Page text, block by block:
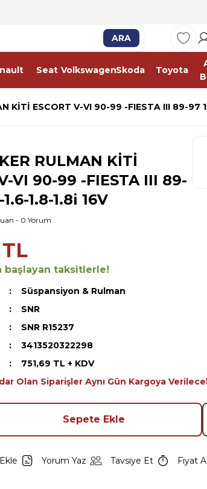
ARA
Seat VolkswagenSkoda Toyota
KİTİ ESCORT V-VI 90-99 -FIESTA III 89-97
RULMAN KİTİ
VI 90-99 -FIESTA III 89-
1.8-1.8i 16V
- 0 Yorum
başlayan taksitlerle!
Süspansiyon & Rulman
SNR
SNR R15237
3413520322298
751,69 TL + KDV
Olan Siparişler Aynı Gün Kargoya
Sepete Ekle
Yorum Yaz Tavsiye Et Fiyat